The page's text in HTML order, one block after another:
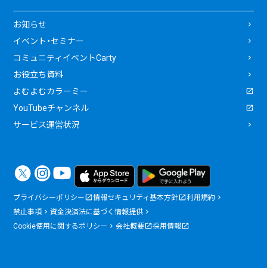
お知らせ
イベント・セミナー
コミュニティイベントCarty
お役立ち資料
よむよむカラーミー
YouTubeチャンネル
サービス運営状況
プライバシーポリシー 情報セキュリティ基本方針
利用規約
禁止事項
資金決済法に基づく情報提供
Cookie使用に関するポリシー
会社概要 採用情報